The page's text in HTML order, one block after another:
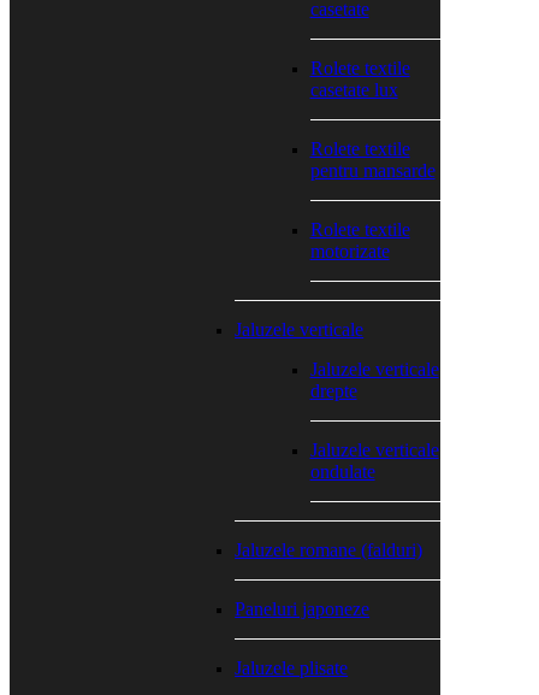
casetate
Rolete textile
casetate lux
Rolete textile
pentru mansarde
Rolete textile
motorizate
Jaluzele verticale
Jaluzele verticale
drepte
Jaluzele verticale
ondulate
Jaluzele romane (falduri)
Paneluri japoneze
Jaluzele plisate